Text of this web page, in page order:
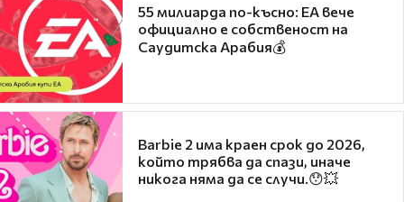
55 милиарда по-късно: EA вече
официално е собственост на
Саудитска Арабия💰
Barbie 2 има краен срок до 2026,
който трябва да спази, иначе
никога няма да се случи.😯💥